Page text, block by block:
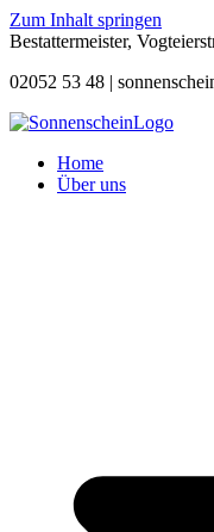
Zum Inhalt springen
Bestattermeister,
02052 53 48 |
Home
Über uns